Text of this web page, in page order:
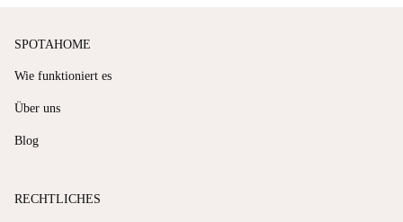
SPOTAHOME
Wie funktioniert es
Über uns
Blog
RECHTLICHES